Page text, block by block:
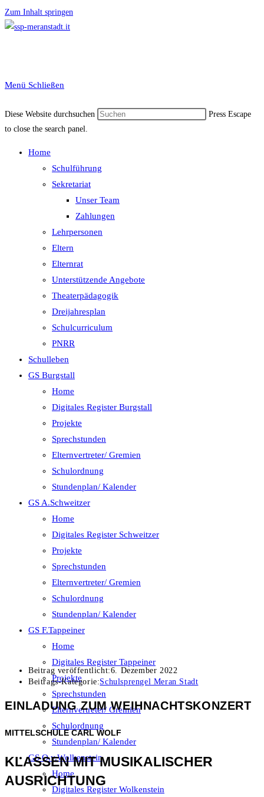
Zum Inhalt springen
Menü Schließen
Diese Website durchsuchen
Press Escape
to close the search panel.
Home
Schulführung
Sekretariat
Unser Team
Zahlungen
Lehrpersonen
Eltern
Elternrat
Unterstützende Angebote
Theaterpädagogik
Dreijahresplan
Schulcurriculum
PNRR
Schulleben
GS Burgstall
Home
Digitales Register Burgstall
Projekte
Sprechstunden
Elternvertreter/ Gremien
Schulordnung
Stundenplan/ Kalender
GS A.Schweitzer
Home
Digitales Register Schweitzer
Projekte
Sprechstunden
Elternvertreter/ Gremien
Schulordnung
Stundenplan/ Kalender
GS F.Tappeiner
Home
Digitales Register Tappeiner
Projekte
Sprechstunden
Elternvertreter/ Gremien
Schulordnung
Stundenplan/ Kalender
GS O.v.Wolkenstein
Home
Digitales Register Wolkenstein
Beitrag veröffentlicht:6. Dezember 2022
Beitrags-Kategorie:Schulsprengel Meran Stadt
EINLADUNG ZUM WEIHNACHTSKONZERT
MITTELSCHULE CARL WOLF
KLASSEN MIT MUSIKALISCHER
AUSRICHTUNG